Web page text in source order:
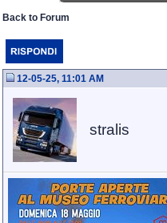
Back to Forum
12-05-25, 11:01 AM
stralis